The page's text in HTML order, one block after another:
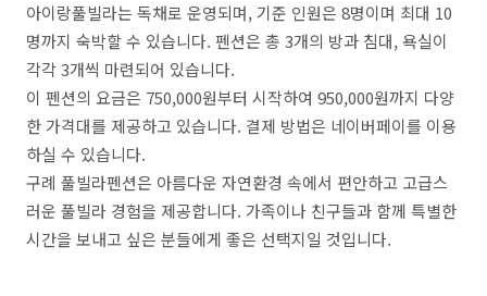
아이랑풀빌라는 독채로 운영되며, 기준 인원은 8명이며 최대 10
명까지 숙박할 수 있습니다. 펜션은 총 3개의 방과 침대, 욕실이
각각 3개씩 마련되어 있습니다.
이 펜션의 요금은 750,000원부터 시작하여 950,000원까지 다양
한 가격대를 제공하고 있습니다. 결제 방법은 네이버페이를 이용
하실 수 있습니다.
구례 풀빌라펜션은 아름다운 자연환경 속에서 편안하고 고급스
러운 풀빌라 경험을 제공합니다. 가족이나 친구들과 함께 특별한
시간을 보내고 싶은 분들에게 좋은 선택지일 것입니다.